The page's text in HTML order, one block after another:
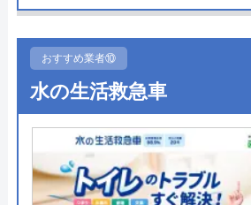
所在地
大阪府吹田市豊津
坂ビル 8F
対応エリア 37都道府県
●受付時間 ―
●定休日
●出張見積もり ―
●支払い方法 ―
●累計実績 ―
●保証・保険 ―
おすすめ業者⑩
水の生活救急車